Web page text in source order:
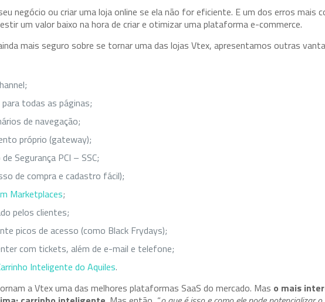
negócio ou criar uma loja online se ela não for eficiente. E um dos erros mais
um valor baixo na hora de criar e otimizar uma plataforma e-commerce.
mais seguro sobre se tornar uma das lojas Vtex, apresentamos outras
todas as páginas;
de navegação;
próprio (gateway);
Segurança PCI – SSC;
de compra e cadastro fácil);
Marketplaces;
pelos clientes;
picos de acesso (como Black Frydays);
com tickets, além de e-mail e telefone;
Inteligente do Aquiles.
a Vtex uma das melhores plataformas SaaS do mercado. Mas o mais